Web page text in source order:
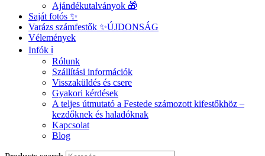
Ajándékutalványok 🎁
Saját fotós ✨
Varázs számfestők ✨ÚJDONSÁG
Vélemények
Infók ℹ️
Rólunk
Szállítási információk
Visszaküldés és csere
Gyakori kérdések
A teljes útmutató a Festede számozott kifestőkhöz –
kezdőknek és haladóknak
Kapcsolat
Blog